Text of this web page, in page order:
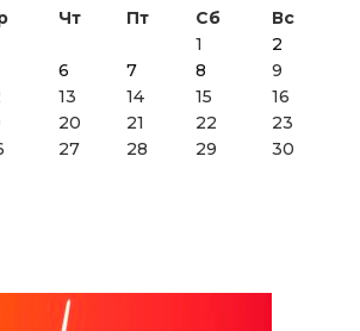
Чт Пт Сб
Вс
1
2
6 7 8
9
13 14 15
16
20 21 22
23
27 28 29
30